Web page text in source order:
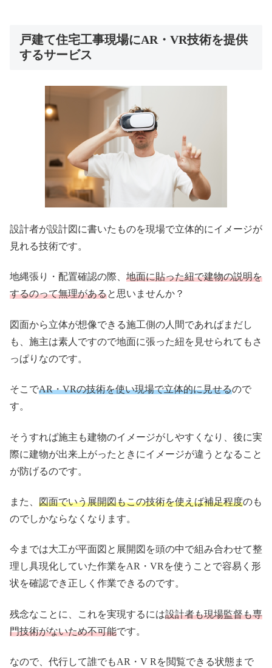
戸建て住宅工事現場にAR・VR技術を提供
するサービス
設計者が設計図に書いたものを現場で立体的にイメージが
見れる技術です。
地縄張り・配置確認の際、 地面に貼った紐で建物の説明を
するのって無理があると思いませんか？
図面から立体が想像できる施工側の人間であればまだし
も、施主は素人ですので地面に張った紐を見せられてもさ
っぱりなのです。
そこでAR・VRの技術を使い現場で立体的に見せるので
す。
そうすれば施主も建物のイメージがしやすくなり、後に実
際に建物が出来上がったときにイメージが違うとなること
が防げるのです。
また、 図面でいう展開図もこの技術を使えば補足程度のも
のでしかならなくなります。
今までは大工が平面図と展開図を頭の中で組み合わせて整
理し具現化していた作業をAR・VRを使うことで容易く形
状を確認でき正しく作業できるのです。
残念なことに、これを実現するには設計者も現場監督も専
門技術がないため不可能です。
なので、代行して誰でもAR・V Rを閲覧できる状態まで